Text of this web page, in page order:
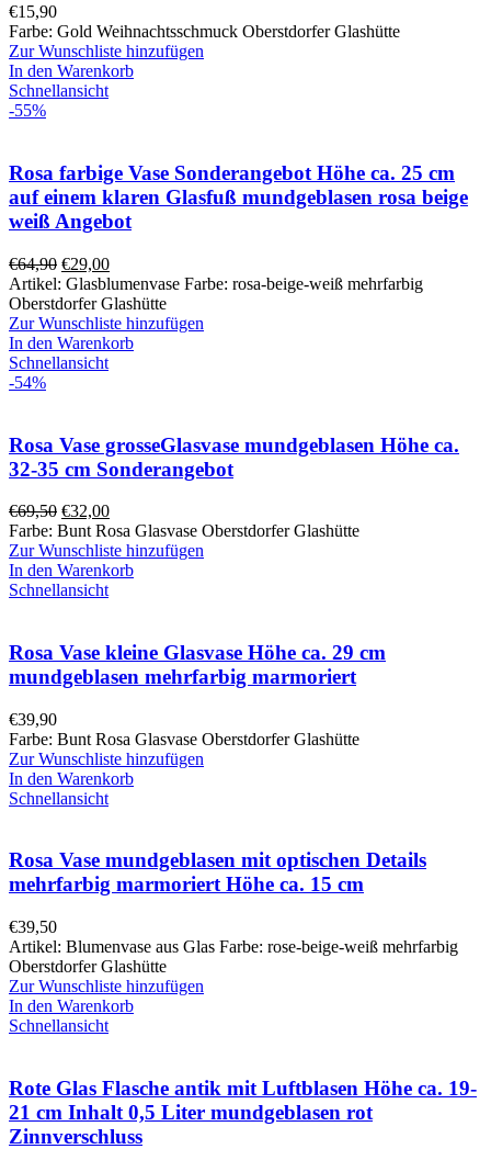
€15,90
Farbe: Gold Weihnachtsschmuck Oberstdorfer Glashütte
Zur Wunschliste hinzufügen
In den Warenkorb
Schnellansicht
-55%
Rosa farbige Vase Sonderangebot Höhe ca. 25 cm
auf einem klaren Glasfuß mundgeblasen rosa beige
weiß Angebot
€64,90 Ursprünglicher
Preis
war:
€64,90
€29,00Aktueller
Preis
ist:
€29,00.
Artikel: Glasblumenvase Farbe: rosa-beige-weiß mehrfarbig
Oberstdorfer Glashütte
Zur Wunschliste hinzufügen
In den Warenkorb
Schnellansicht
-54%
Rosa Vase grosseGlasvase mundgeblasen Höhe ca.
32-35 cm Sonderangebot
€69,50 Ursprünglicher
Preis
war:
€69,50
€32,00Aktueller
Preis
ist:
€32,00.
Farbe: Bunt Rosa Glasvase Oberstdorfer Glashütte
Zur Wunschliste hinzufügen
In den Warenkorb
Schnellansicht
Rosa Vase kleine Glasvase Höhe ca. 29 cm
mundgeblasen mehrfarbig marmoriert
€39,90
Farbe: Bunt Rosa Glasvase Oberstdorfer Glashütte
Zur Wunschliste hinzufügen
In den Warenkorb
Schnellansicht
Rosa Vase mundgeblasen mit optischen Details
mehrfarbig marmoriert Höhe ca. 15 cm
€39,50
Artikel: Blumenvase aus Glas Farbe: rose-beige-weiß mehrfarbig
Oberstdorfer Glashütte
Zur Wunschliste hinzufügen
In den Warenkorb
Schnellansicht
Rote Glas Flasche antik mit Luftblasen Höhe ca. 19-
21 cm Inhalt 0,5 Liter mundgeblasen rot
Zinnverschluss